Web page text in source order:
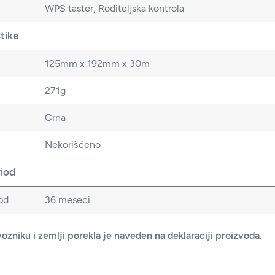
WPS taster, Roditeljska kontrola
125mm x 192mm x 30m
271g
Crna
Nekorišćeno
36 meseci
i zemlji porekla je naveden na deklaraciji proizvoda.